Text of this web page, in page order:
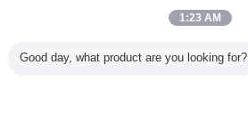
सभी उत्पाद
1:23 AM
Good day, what product are you looking for?